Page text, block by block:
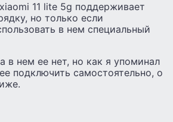
11 lite 5g поддерживает
но только если
в нем специальный
в нем ее нет, но как я упоминал
подключить самостоятельно, о